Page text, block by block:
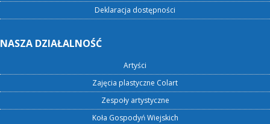
Deklaracja dostępności
NASZA DZIAŁALNOŚĆ
Artyści
Zajęcia plastyczne Colart
Zespoły artystyczne
Koła Gospodyń Wiejskich